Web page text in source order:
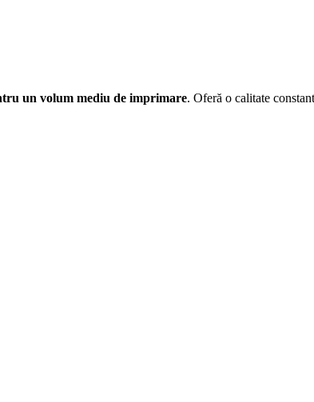
un volum mediu de imprimare. Oferă o calitate